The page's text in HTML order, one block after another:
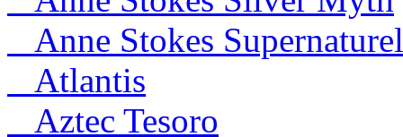
Anne Stokes
Atlantis
Aztec Tesoro